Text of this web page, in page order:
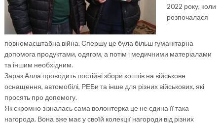
2022 року, коли
розпочалася
повномасштабна війна. Спершу це була більш гуманітарна
допомога продуктами, одягом, а потім і медичними матеріалами
та іншим необхідним.
Зараз Алла проводить постійні збори коштів на військове
оснащення, автомобілі, РЕБи та інше для різних військових, які
просять про допомогу.
Як скромно зізналась сама волонтерка це не єдина її така
нагорода. Вона вже має у своїй колекції нагороди від різних